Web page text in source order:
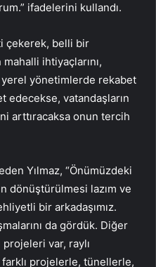
ifadelerini kullandı.
çekerek, belli bir
ihtiyaçlarını,
yönetimlerde rekabet
edecekse, vatandaşların
arttıracaksa onun tercih
Yılmaz, “Önümüzdeki
dönüştürülmesi lazım ve
bir arkadaşımız.
da gördük. Diğer
var, raylı
projelerle, tünellerle,